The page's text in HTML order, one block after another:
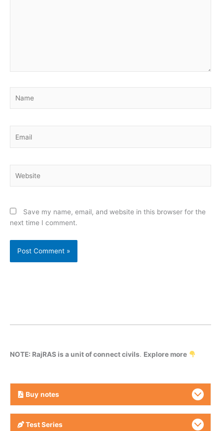
Save my name, email, and website in this browser for the
next time I comment.
NOTE: RajRAS is a unit of connect civils. Explore more
Buy notes
Test Series